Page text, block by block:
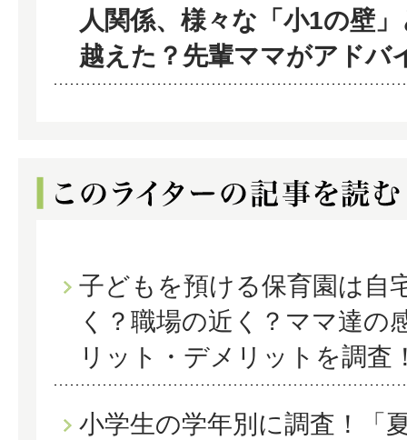
人関係、様々な「小1の壁
越えた？先輩ママがアドバ
子どもを預ける保育園は自
く？職場の近く？ママ達の
リット・デメリットを調査
小学生の学年別に調査！「